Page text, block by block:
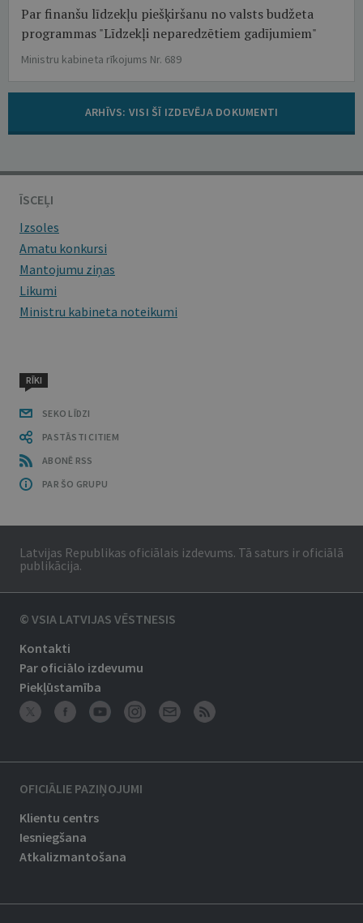
Par finanšu līdzekļu piešķiršanu no valsts budžeta
programmas "Līdzekļi neparedzētiem gadījumiem"
Ministru kabineta rīkojums Nr. 689
ARHĪVS: VISI ŠĪ IZDEVĒJA DOKUMENTI
ĪSCEĻI
Izsoles
Amatu konkursi
Mantojumu ziņas
Likumi
Ministru kabineta noteikumi
RĪKI
SEKO LĪDZI
PASTĀSTI CITIEM
ABONĒ RSS
PAR ŠO GRUPU
Latvijas Republikas oficiālais izdevums. Tā saturs ir oficiālā
publikācija.
© VSIA LATVIJAS VĒSTNESIS
Kontakti
Par oficiālo izdevumu
Piekļūstamība
OFICIĀLIE PAZIŅOJUMI
Klientu centrs
Iesniegšana
Atkalizmantošana